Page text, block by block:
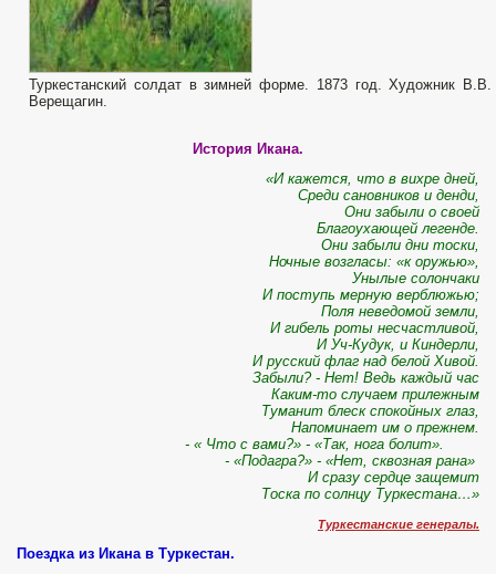
Туркестанский солдат в зимней форме. 1873 год. Художник В.В.
Верещагин.
История Икана.
«И кажется, что в вихре дней,
Среди сановников и денди,
Они забыли о своей
Благоухающей легенде.
Они забыли дни тоски,
Ночные возгласы: «к оружью»,
Унылые солончаки
И поступь мерную верблюжью;
Поля неведомой земли,
И гибель роты несчастливой,
И Уч-Кудук, и Киндерли,
И русский флаг над белой Хивой.
Забыли? - Нет! Ведь каждый час
Каким-то случаем прилежным
Туманит блеск спокойных глаз,
Напоминает им о прежнем.
- « Что с вами?» - «Так, нога болит».
- «Подагра?» - «Нет, сквозная рана»
И сразу сердце защемит
Тоска по солнцу Туркестана…»
Туркестанские генералы.
Поездка из Икана в Туркестан.